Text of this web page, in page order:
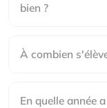
bien ?
À combien
En quelle année